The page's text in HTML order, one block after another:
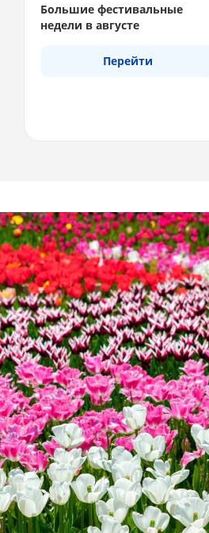
Большие фестивальные
недели в августе
Перейти